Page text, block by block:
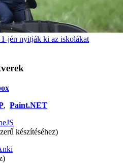
jén nyitják ki az iskolákat
, Paint.NET
készítéséhez)